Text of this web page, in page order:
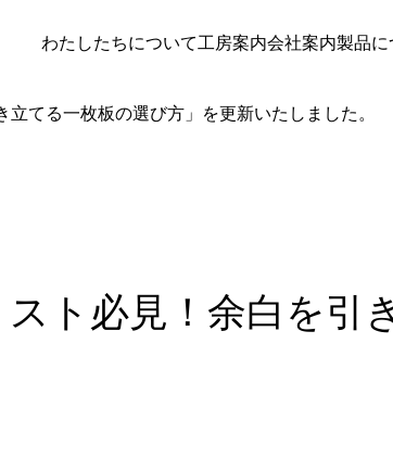
わたしたちについて工房案内会社案内製品に
てる一枚板の選び方」を更新いたしました。
ト必見！余白を引